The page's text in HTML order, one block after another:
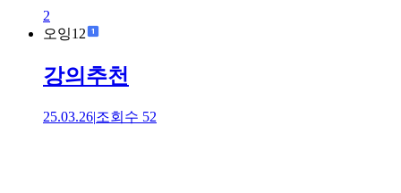
2
오잉12
강의추천
25.03.26|조회수 52